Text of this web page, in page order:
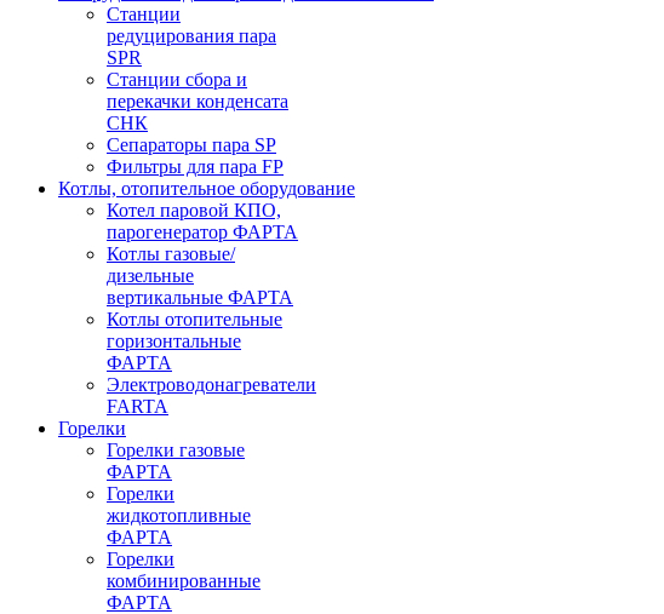
Станции
редуцирования пара
SPR
Станции сбора и
перекачки конденсата
СНК
Сепараторы пара SP
Фильтры для пара FP
Котлы, отопительное оборудование
Котел паровой КПО,
парогенератор ФАРТА
Котлы газовые/
дизельные
вертикальные ФАРТА
Котлы отопительные
горизонтальные
ФАРТА
Электроводонагреватели
FARTA
Горелки
Горелки газовые
ФАРТА
Горелки
жидкотопливные
ФАРТА
Горелки
комбинированные
ФАРТА